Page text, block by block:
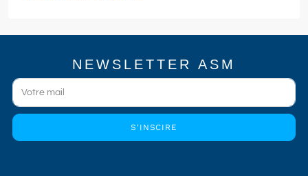
NEWSLETTER ASM
S'INSCIRE